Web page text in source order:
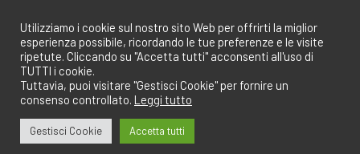
contenuto
Utilizziamo i cookie sul nostro sito Web per offrirti la miglior
esperienza possibile, ricordando le tue preferenze e le visite
ripetute. Cliccando su "Accetta tutti" acconsenti all'uso di
TUTTI i cookie.
Tuttavia, puoi visitare "Gestisci Cookie" per fornire un
consenso controllato. Leggi tutto
Gestisci Cookie Accetta tutti